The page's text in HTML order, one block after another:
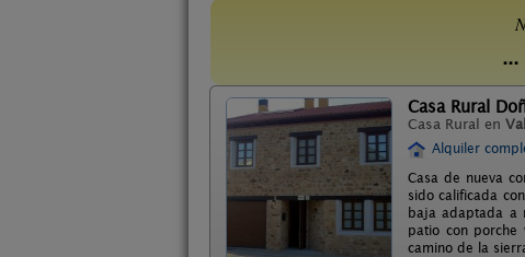
...
Casa Rural
Casa Rural en
Alquiler
Casa de nueva
sido calificada
baja adaptada a
patio con
camino de la